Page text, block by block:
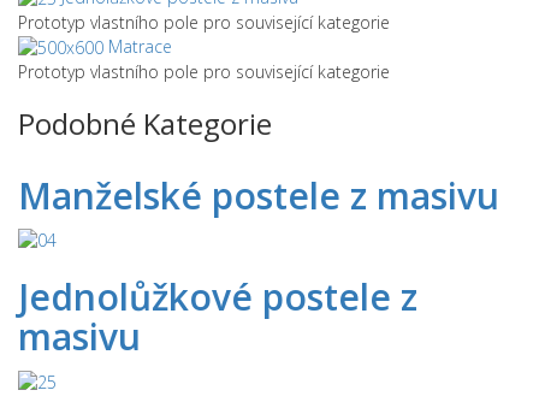
Prototyp vlastního pole pro související kategorie
Matrace
Prototyp vlastního pole pro související kategorie
Podobné Kategorie
Manželské postele z masivu
Jednolůžkové postele z
masivu